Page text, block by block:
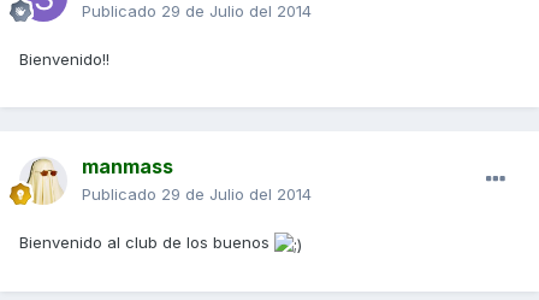
Publicado 29 de Julio del 2014
Bienvenido!!
manmass
Publicado 29 de Julio del 2014
Bienvenido al club de los buenos